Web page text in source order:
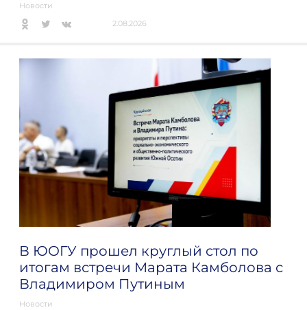
Новости
2.08.2026
В ЮОГУ прошел круглый стол по
итогам встречи Марата Камболова с
Владимиром Путиным
Новости